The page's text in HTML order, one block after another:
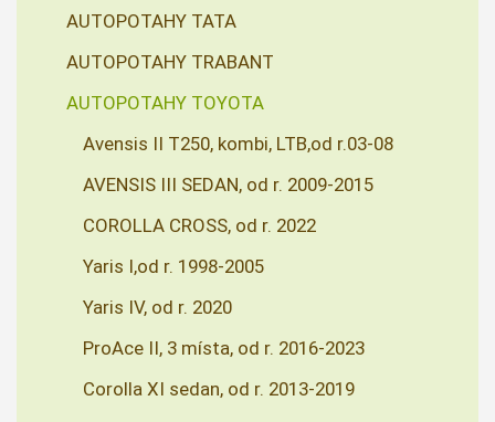
AUTOPOTAHY TATA
AUTOPOTAHY TRABANT
AUTOPOTAHY TOYOTA
Avensis II T250, kombi, LTB,od r.03-08
AVENSIS III SEDAN, od r. 2009-2015
COROLLA CROSS, od r. 2022
Yaris I,od r. 1998-2005
Yaris IV, od r. 2020
ProAce II, 3 místa, od r. 2016-2023
Corolla XI sedan, od r. 2013-2019